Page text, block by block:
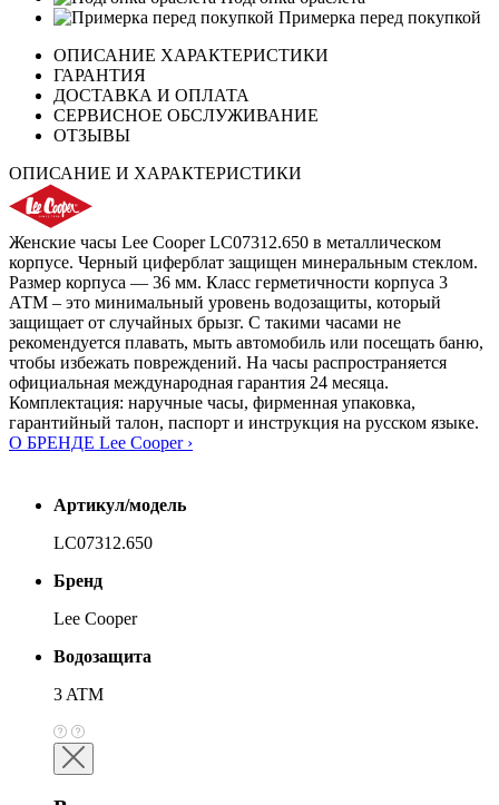
Примерка перед покупкой
ОПИСАНИЕ ХАРАКТЕРИСТИКИ
ГАРАНТИЯ
ДОСТАВКА И ОПЛАТА
СЕРВИСНОЕ ОБСЛУЖИВАНИЕ
ОТЗЫВЫ
ОПИСАНИЕ И ХАРАКТЕРИСТИКИ
Женские часы Lee Cooper LC07312.650 в металлическом
корпусе. Черный циферблат защищен минеральным стеклом.
Размер корпуса — 36 мм. Класс герметичности корпуса 3
АТМ – это минимальный уровень водозащиты, который
защищает от случайных брызг. С такими часами не
рекомендуется плавать, мыть автомобиль или посещать баню,
чтобы избежать повреждений. На часы распространяется
официальная международная гарантия 24 месяца.
Комплектация: наручные часы, фирменная упаковка,
гарантийный талон, паспорт и инструкция на русском языке.
О БРЕНДЕ Lee Cooper ›
Артикул/модель
LC07312.650
Бренд
Lee Cooper
Водозащита
3 ATM